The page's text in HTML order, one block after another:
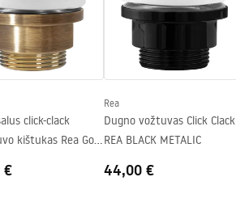
click-clack
kištukas Rea Gold
€
Rea
Dugno vožtuvas Click Clack
REA BLACK METALIC
44,00 €